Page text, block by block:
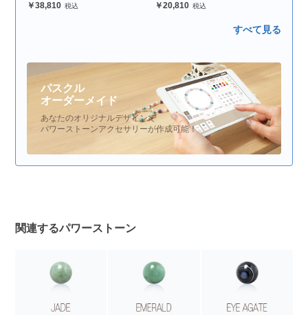
38,810 20,810
すべて見る
パスクル
オーダーメイド
あなたのオリジナルデザインで
パワーストーンアクセサリーが作成可能！
関連するパワーストーン